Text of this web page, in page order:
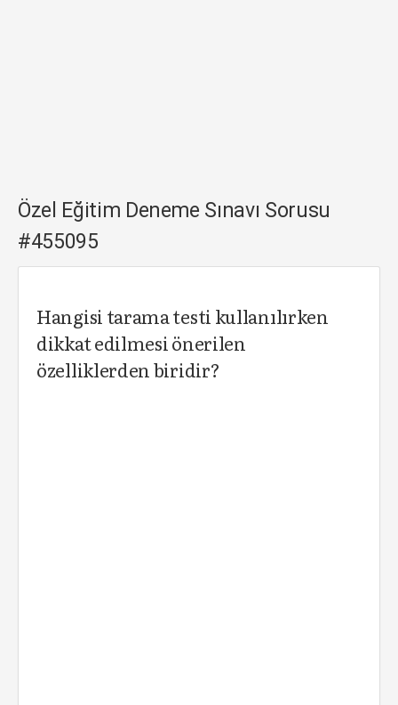
Özel Eğitim Deneme Sınavı Sorusu
#455095
Hangisi tarama testi kullanılırken
dikkat edilmesi önerilen
özelliklerden biridir?